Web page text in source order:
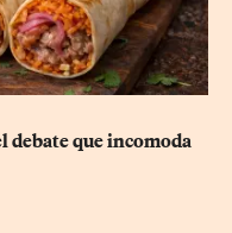
debate que incomoda